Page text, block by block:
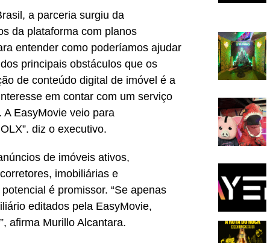
a parceria surgiu da
da plataforma com planos
entender como poderíamos ajudar
principais obstáculos que os
de conteúdo digital de imóvel é a
em contar com um serviço
EasyMovie veio para
diz o executivo.
de imóveis ativos,
imobiliárias e
é promissor. “Se apenas
editados pela EasyMovie,
afirma Murillo Alcantara.